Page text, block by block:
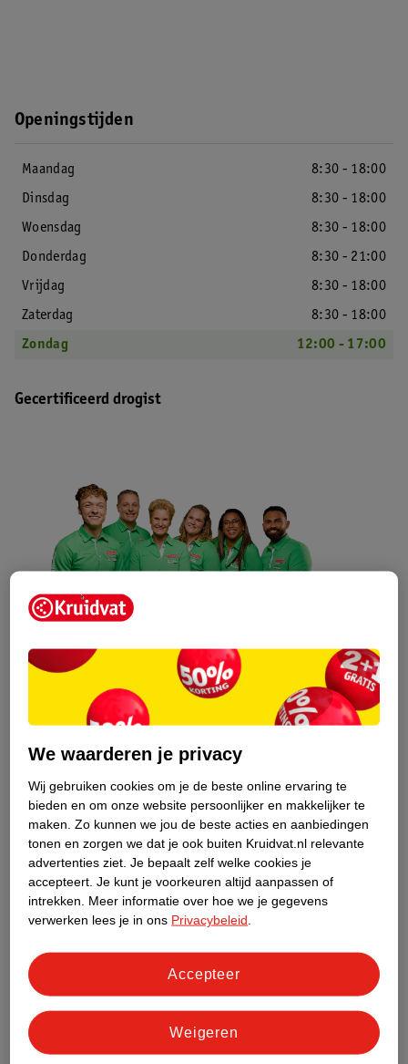
Openingstijden
Maandag
8:30 - 18:00
Dinsdag
8:30 - 18:00
Woensdag
8:30 - 18:00
Donderdag
8:30 - 21:00
Vrijdag
8:30 - 18:00
Zaterdag
8:30 - 18:00
Zondag
12:00 - 17:00
Gecertificeerd drogist
Kruidvat is een erkend specialist in
zelfzorg, ook online. Wat je
gezondheidsvraag ook is, stel hem aan
Stel je gezondheidsvraag
Ook in deze winkel
Kruidvat.nl ophaalpunt
Laat je bestelling snel en gemakkelijk bezorgen in de
Kruidvat is een gecertificeerd drogist. Dit betekent dat je
We waarderen je privacy
Wij gebruiken cookies om je de beste online ervaring te
bieden en om onze website persoonlijker en makkelijker te
maken. Zo kunnen we jou de beste acties en aanbiedingen
tonen en zorgen we dat je ook buiten Kruidvat.nl relevante
advertenties ziet. Je bepaalt zelf welke cookies je
accepteert. Je kunt je voorkeuren altijd aanpassen of
intrekken.
Meer informatie over hoe we je gegevens
verwerken lees je in ons Privacybeleid
Weigeren
Accepteer